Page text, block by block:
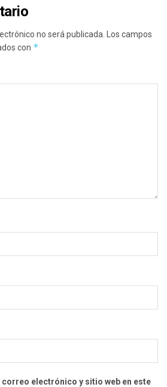
no será publicada.
Los campos
con *
electrónico y sitio web en este